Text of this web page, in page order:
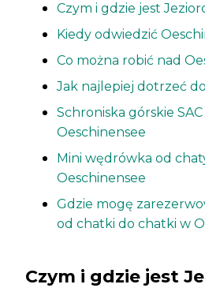
Czym i gdzie jest
Kiedy odwiedzić
Co można robić nad
Jak najlepiej dotrzeć
Schroniska górskie
Oeschinensee
Mini wędrówka od
Oeschinensee
Gdzie mogę
od chatki do chatki w
Czym i gdzie jest